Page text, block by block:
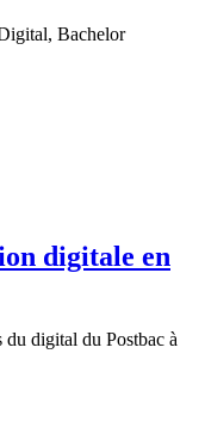
Bachelor
digitale en
digital du Postbac à